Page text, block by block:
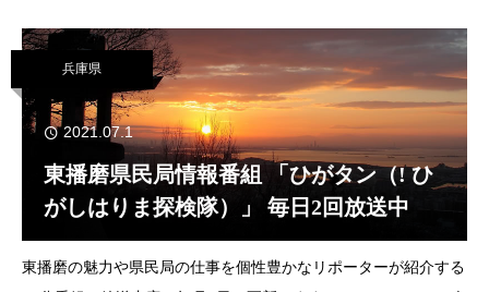
兵庫県
2021.07.1
東播磨県民局情報番組 「ひがタン（! ひ
がしはりま探検隊）」 毎日2回放送中
東播磨の魅力や県民局の仕事を個性豊かなリポーターが紹介する